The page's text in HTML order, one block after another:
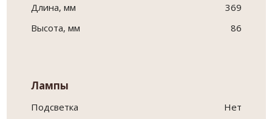
Длина, мм
369
Высота, мм
86
Лампы
Подсветка Нет